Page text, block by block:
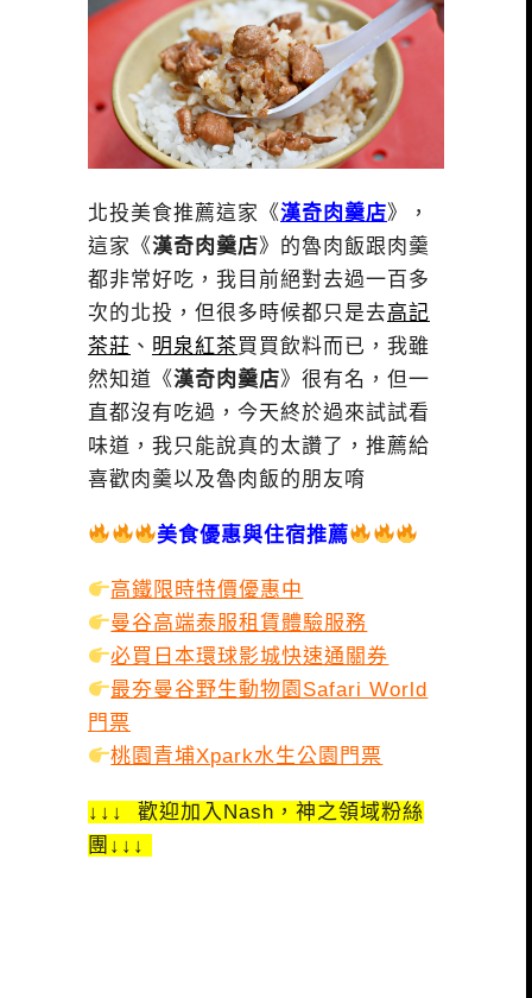
北投美食推薦這家《漢奇肉羹店》，
這家《漢奇肉羹店》的魯肉飯跟肉羹
都非常好吃，我目前絕對去過一百多
次的北投，但很多時候都只是去高記
茶莊 、 明泉紅茶買買飲料而已，我雖
然知道《漢奇肉羹店》很有名，但一
直都沒有吃過，今天終於過來試試看
味道，我只能說真的太讚了，推薦給
喜歡肉羹以及魯肉飯的朋友唷
美食優惠與住宿推薦
高鐵限時特價優惠中
曼谷高端泰服租賃體驗服務
必買日本環球影城快速通關券
最夯曼谷野生動物園Safari World
門票
桃園青埔Xpark水生公園門票
↓↓↓ 歡迎加入Nash，神之領域粉絲
團↓↓↓